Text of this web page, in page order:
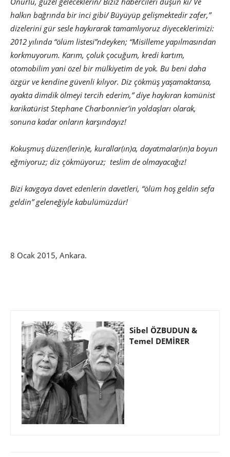
halkın bağrında bir inci gibi/ Büyüyüp gelişmektedir zafer,”
dizelerini gür sesle haykırarak tamamlıyoruz diyeceklerimizi:
2012 yılında “ölüm listesi”ndeyken; “Misilleme yapılmasından
korkmuyorum. Karım, çoluk çocuğum, kredi kartım,
otomobilim yani özel bir mülkiyetim de yok. Bu beni daha
özgür ve kendine güvenli kılıyor. Diz çökmüş yaşamaktansa,
ayakta dimdik ölmeyi tercih ederim,” diye haykıran komünist
karikatürist Stephane Charbonnier’in yoldaşları olarak,
sonuna kadar onların karşındayız!
Kokuşmuş düzen(lerin)e, kurallar(ın)a, dayatmalar(ın)a boyun
eğmiyoruz; diz çökmüyoruz; teslim de olmayacağız!
Bizi kavgaya davet edenlerin davetleri, “ölüm hoş geldin sefa
geldin” geleneğiyle kabulümüzdür!
8 Ocak 2015, Ankara.
Sibel ÖZBUDUN &
Temel DEMİRER